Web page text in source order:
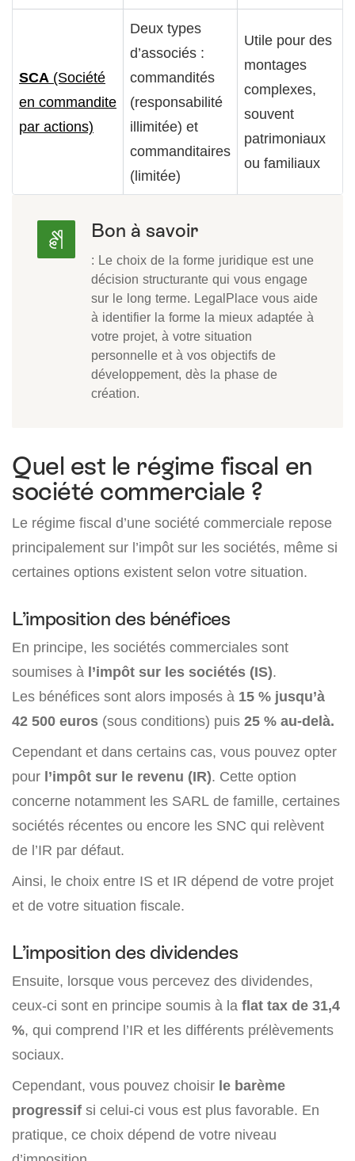
SCA (Société
en commandite
par actions)
Deux types
d’associés :
commandités
(responsabilité
illimitée) et
commanditaires
(limitée)
Utile pour des
montages
complexes,
souvent
patrimoniaux
ou familiaux
Bon à savoir
: Le choix de la forme juridique est une
décision structurante qui vous engage
sur le long terme. LegalPlace vous aide
à identifier la forme la mieux adaptée à
votre projet, à votre situation
personnelle et à vos objectifs de
développement, dès la phase de
création.
Quel est le régime fiscal en
société commerciale ?
Le régime fiscal d’une société commerciale repose
principalement sur l’impôt sur les sociétés, même si
certaines options existent selon votre situation.
L’imposition des bénéfices
En principe, les sociétés commerciales sont
soumises à l’impôt sur les sociétés (IS).
Les bénéfices sont alors imposés à 15 % jusqu’à
42 500 euros (sous conditions) puis 25 % au-delà.
Cependant et dans certains cas, vous pouvez opter
pour l’impôt sur le revenu (IR). Cette option
concerne notamment les SARL de famille, certaines
sociétés récentes ou encore les SNC qui relèvent
de l’IR par défaut.
Ainsi, le choix entre IS et IR dépend de votre projet
et de votre situation fiscale.
L’imposition des dividendes
Ensuite, lorsque vous percevez des dividendes,
ceux-ci sont en principe soumis à la flat tax de 31,4
%, qui comprend l’IR et les différents prélèvements
sociaux.
Cependant, vous pouvez choisir le barème
progressif si celui-ci vous est plus favorable. En
pratique, ce choix dépend de votre niveau